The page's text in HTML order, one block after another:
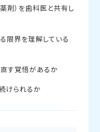
剤）を歯科医と共有し
限界を理解している
す覚悟があるか
けられるか